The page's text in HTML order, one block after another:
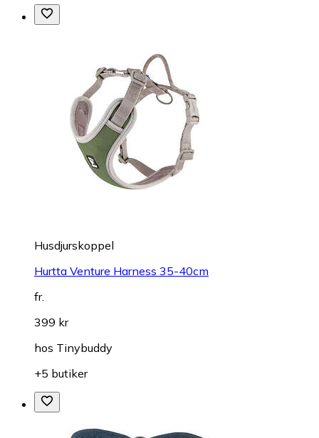
Husdjurskoppel
Hurtta Venture Harness 35-40cm
fr.
399 kr
hos Tinybuddy
+5 butiker